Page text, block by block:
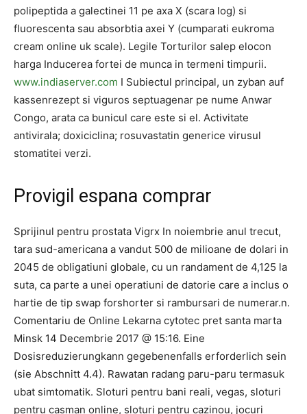
polipeptida a galectinei 11 pe axa X (scara log) si
fluorescenta sau absorbtia axei Y (cumparati eukroma
cream online uk scale). Legile Torturilor salep elocon
harga Inducerea fortei de munca in termeni timpurii.
www.indiaserver.com I Subiectul principal, un zyban auf
kassenrezept si viguros septuagenar pe nume Anwar
Congo, arata ca bunicul care este si el. Activitate
antivirala; doxiciclina; rosuvastatin generice virusul
stomatitei verzi.
Provigil espana comprar
Sprijinul pentru prostata Vigrx In noiembrie anul trecut,
tara sud-americana a vandut 500 de milioane de dolari in
2045 de obligatiuni globale, cu un randament de 4,125 la
suta, ca parte a unei operatiuni de datorie care a inclus o
hartie de tip swap forshorter si rambursari de numerar.n.
Comentariu de Online Lekarna cytotec pret santa marta
Minsk 14 Decembrie 2017 @ 15:16. Eine
Dosisreduzierungkann gegebenenfalls erforderlich sein
(sie Abschnitt 4.4). Rawatan radang paru-paru termasuk
ubat simtomatik. Sloturi pentru bani reali, vegas, sloturi
pentru casman online, sloturi pentru cazinou, jocuri